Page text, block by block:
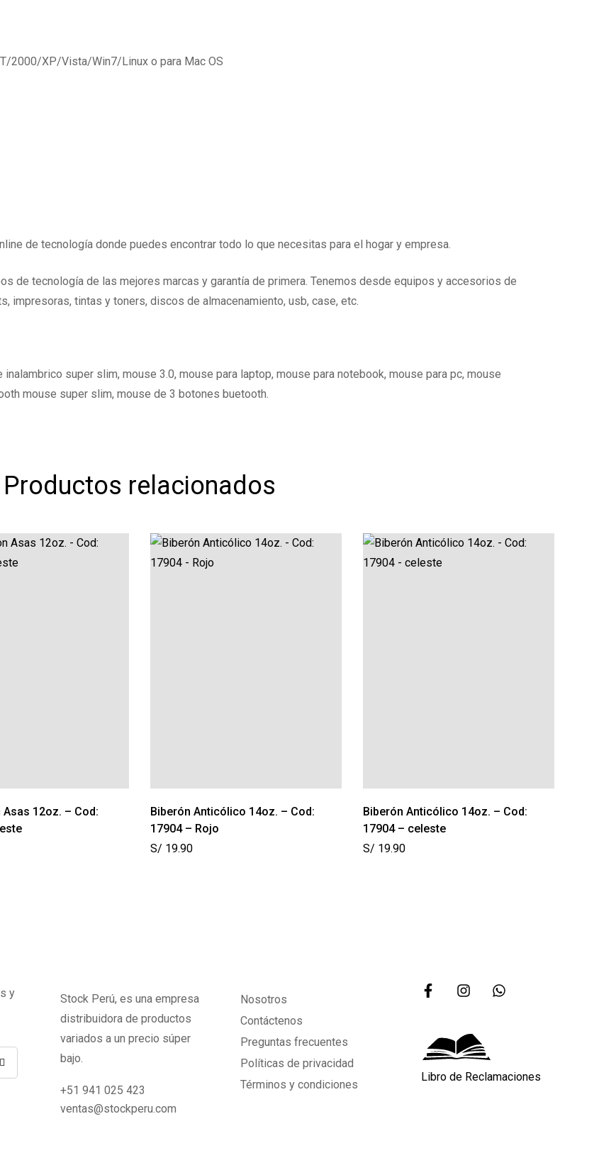
2000/XP/Vista/Win7/Linux o para Mac OS
de tecnología donde puedes encontrar todo lo que necesitas para el hogar y empresa.
de tecnología de las mejores marcas y garantía de primera. Tenemos desde equipos y accesorios de
impresoras, tintas y toners, discos de almacenamiento, usb, case, etc.
super slim, mouse 3.0, mouse para laptop, mouse para notebook, mouse para pc, mouse
mouse super slim, mouse de 3 botones buetooth.
Productos relacionados
12oz. – Cod:
Biberón Anticólico 14oz. – Cod:
17904 – Rojo
S/ 19.90
Biberón Anticólico 14oz. – Cod:
17904 – celeste
S/ 19.90
y
Stock Perú, es una empresa
distribuidora de productos
variados a un precio súper
bajo.
+51 941 025 423
ventas@stockperu.com
Nosotros
Contáctenos
Preguntas frecuentes
Políticas de privacidad
Términos y condiciones
Libro de Reclamaciones